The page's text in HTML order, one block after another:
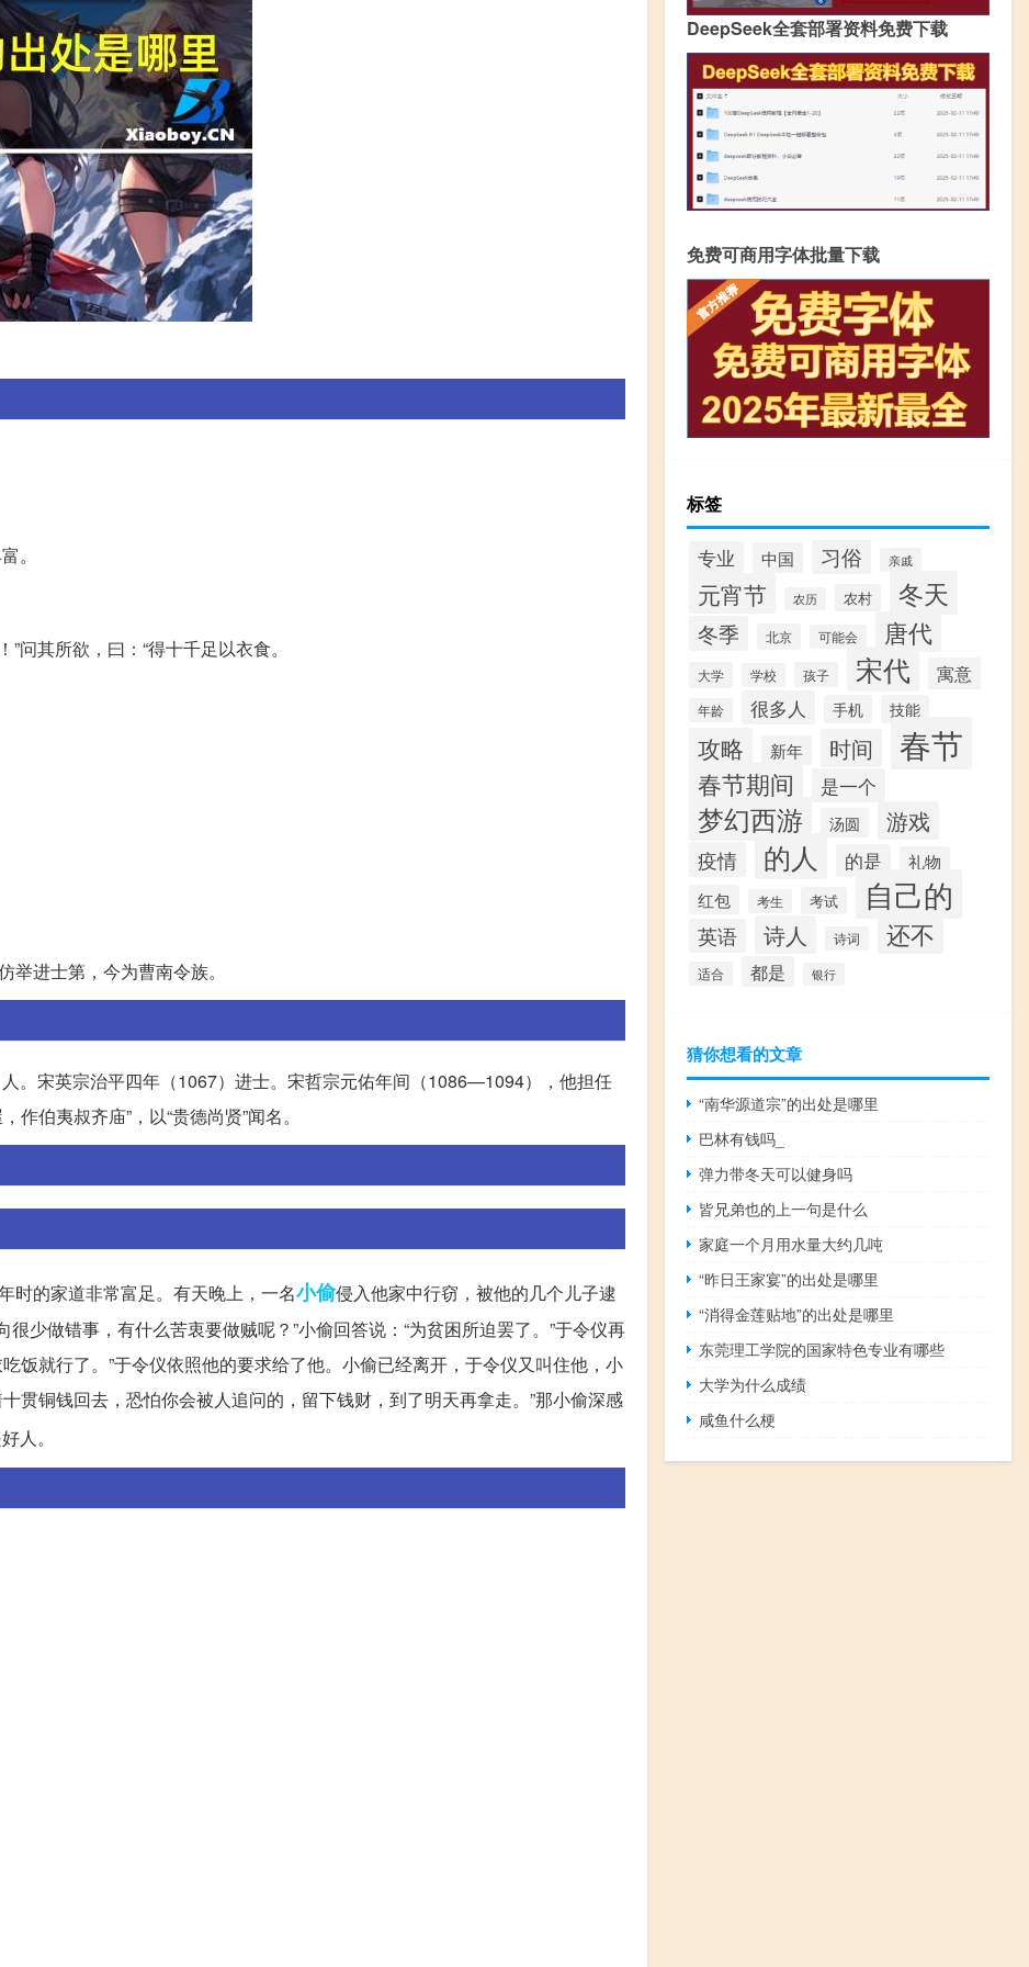
。
问其所欲，曰：“得十千足以衣食。
进士第，今为曹南令族。
。宋英宗治平四年（1067）进士。宋哲宗元佑年间（1086—1094），他担任
伯夷叔齐庙”，以“贵德尚贤”闻名。
时的家道非常富足。有天晚上，一名小偷侵入他家中行窃，被他的几个儿子逮
少做错事，有什么苦衷要做贼呢？”小偷回答说：“为贫困所迫罢了。”于令仪再
饭就行了。”于令仪依照他的要求给了他。小偷已经离开，于令仪又叫住他，小
贯铜钱回去，恐怕你会被人追问的，留下钱财，到了明天再拿走。”那小偷深感
人。
DeepSeek全套部署资料免费下载
免费可商用字体批量下载
标签
专业 中国 习俗 亲戚
元宵节 农历 农村 冬天
冬季 北京 可能会 唐代
大学 学校 孩子 宋代 寓意
年龄 很多人 手机 技能
攻略 新年 时间 春节
春节期间 是一个
梦幻西游 汤圆 游戏
疫情 的人 的是
礼物
红包
考生 考试 自己的
英语 诗人 诗词 还不
适合 都是 银行
猜你想看的文章
“南华源道宗”的出处是哪里
巴林有钱吗_
弹力带冬天可以健身吗
皆兄弟也的上一句是什么
家庭一个月用水量大约几吨
“昨日王家宴”的出处是哪里
“消得金莲贴地”的出处是哪里
东莞理工学院的国家特色专业有哪些
大学为什么成绩
咸鱼什么梗